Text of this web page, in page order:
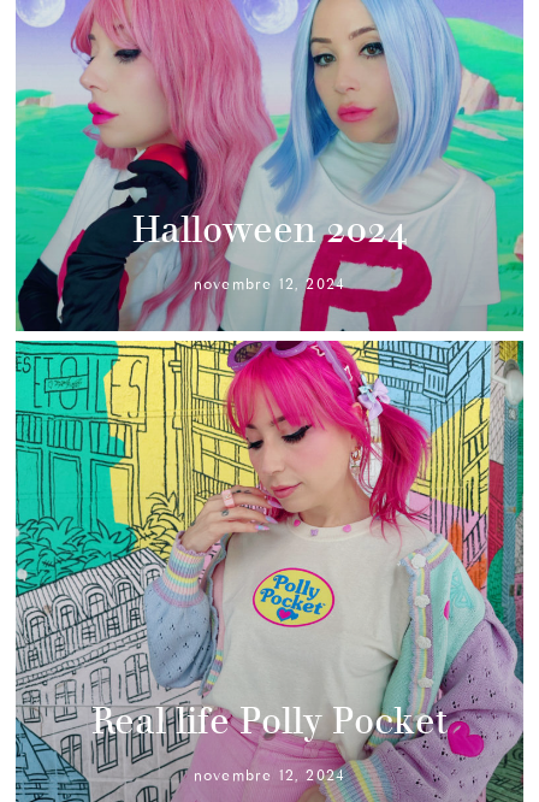
Halloween 2024
novembre 12, 2024
Real life Polly Pocket
novembre 12, 2024